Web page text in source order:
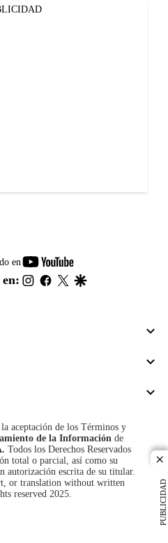
PUBLICIDAD
en
youtube-
footer
en: instagram
facebook
twitter
aceptación de los Términos y
de la Información de
Todos los Derechos Reservados
total o parcial, así como su
autorización escrita de su titular.
or translation without written
reserved 2025.